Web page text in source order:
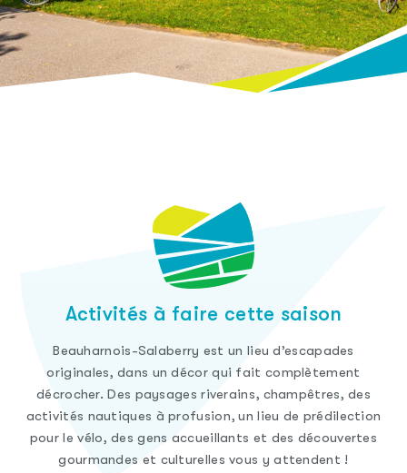
Activités à faire cette saison
Beauharnois-Salaberry est un lieu d’escapades
originales, dans un décor qui fait complètement
décrocher. Des paysages riverains, champêtres, des
activités nautiques à profusion, un lieu de prédilection
pour le vélo, des gens accueillants et des découvertes
gourmandes et culturelles vous y attendent !